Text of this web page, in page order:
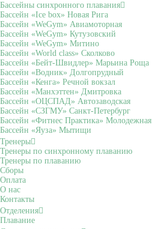
Бассейны синхронного плавания
Бассейн «Ice box» Новая Рига
Бассейн «WeGym» Авиамоторная
Бассейн «WeGym» Кутузовский
Бассейн «WeGym» Митино
Бассейн «World class» Сколково
Бассейн «Бейт-Швидлер» Марьина Роща
Бассейн «Водник» Долгопрудный
Бассейн «Кенга» Речной вокзал
Бассейн «Манхэттен» Дмитровка
Бассейн «ОЦСПАД» Автозаводская
Бассейн «СЗГМУ» Санкт-Петербург
Бассейн «Фитнес Практика» Молодежная
Бассейн «Яуза» Мытищи
Тренеры
Тренеры по синхронному плаванию
Тренеры по плаванию
Сборы
Оплата
О нас
Контакты
Отделения
Плавание